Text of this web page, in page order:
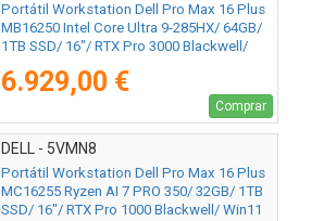
Portátil Workstation Dell Pro Max 16 Plus
MB16250 Intel Core Ultra 9-285HX/ 64GB/
1TB SSD/ 16"/ RTX Pro 3000 Blackwell/
6.929,00 €
Comprar
DELL - 5VMN8
Portátil Workstation Dell Pro Max 16 Plus
MC16255 Ryzen AI 7 PRO 350/ 32GB/ 1TB
SSD/ 16"/ RTX Pro 1000 Blackwell/ Win11